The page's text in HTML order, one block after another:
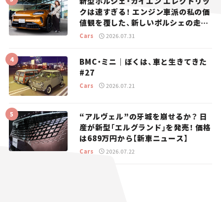
クは速すぎる！ エンジン車派の私の価
値観を覆した、新しいポルシェの走
り。
Cars 2026.07.31
BMC・ミニ｜ぼくは、車と生きてきた
#27
Cars 2026.07.21
“アルヴェル”の牙城を崩せるか？ 日
産が新型「エルグランド」を発売！ 価格
は689万円から【新車ニュース】
Cars 2026.07.22